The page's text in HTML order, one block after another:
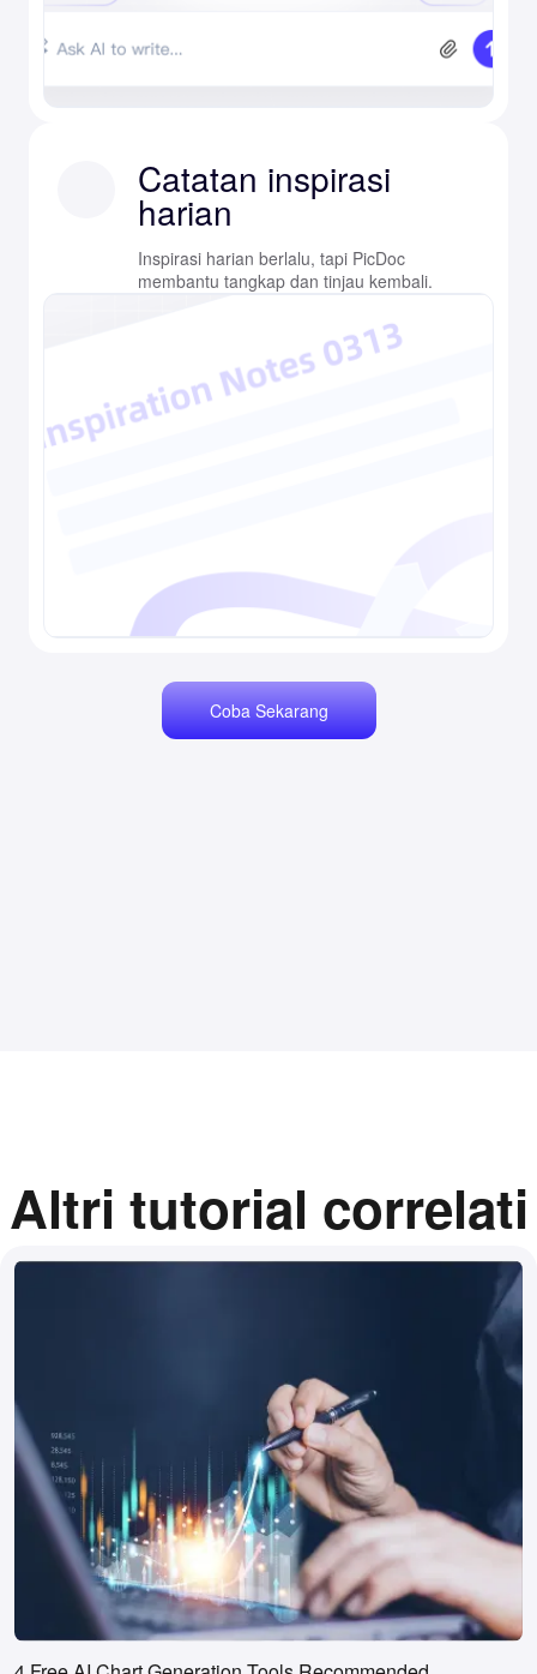
Catatan inspirasi
harian
Inspirasi harian berlalu, tapi PicDoc
membantu tangkap dan tinjau kembali.
Coba Sekarang
Altri tutorial correlati